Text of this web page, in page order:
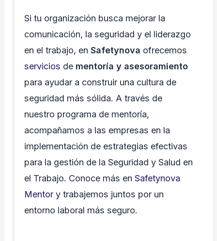
Si tu organización busca mejorar la
comunicación, la seguridad y el liderazgo
en el trabajo, enSafetynova ofrecemos
servicios de mentoría y asesoramiento
para ayudar a construir una cultura de
seguridad más sólida. A través de
nuestro programa de mentoría,
acompañamos a las empresas en la
implementación de estrategias efectivas
para la gestión de la Seguridad y Salud en
el Trabajo. Conoce más enSafetynova
Mentor y trabajemos juntos por un
entorno laboral más seguro.